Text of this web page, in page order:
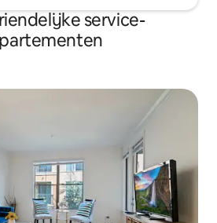
service-